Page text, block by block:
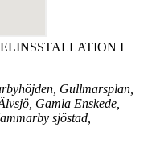
I
Gullmarsplan,
Gamla Enskede,
sjöstad,